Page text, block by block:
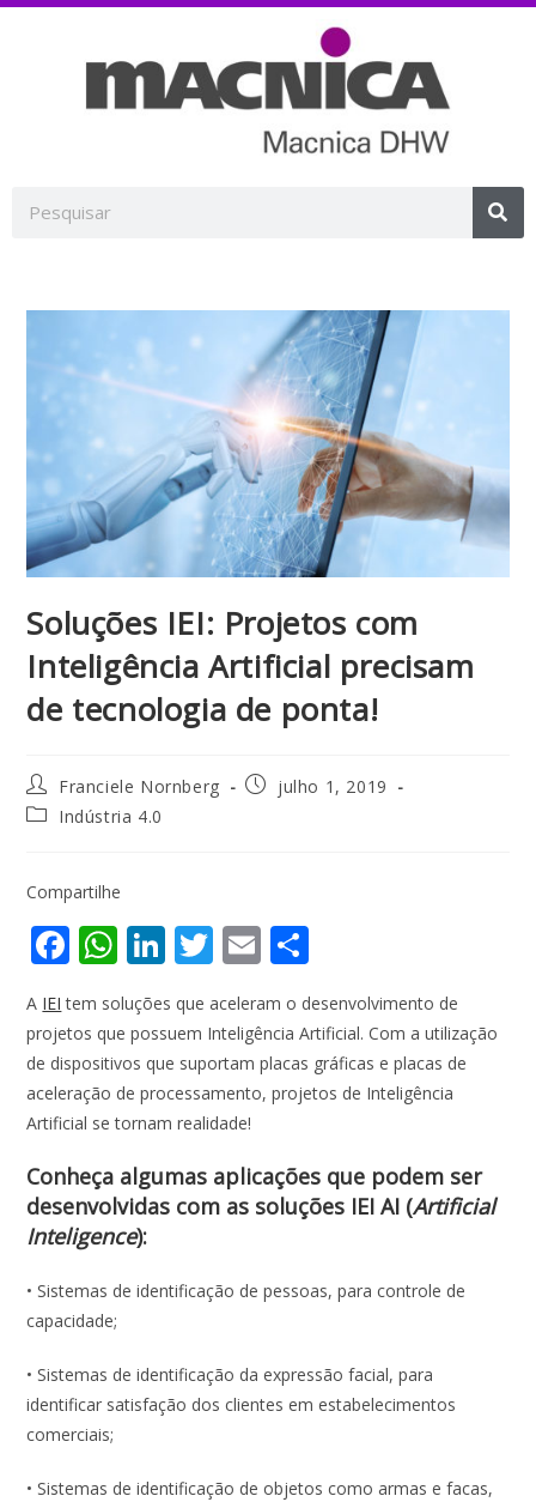
Soluções IEI: Projetos com
Inteligência Artificial precisam
de tecnologia de ponta!
Franciele Nornberg
julho 1, 2019
Indústria 4.0
Compartilhe
F
e
b
o
o
k
W
h
at
s
A
p
p
Li
k
e
dI
n
T
w
itt
er
E
ai
l
h
ar
e
A IEI tem soluções que aceleram o desenvolvimento de
projetos que possuem Inteligência Artificial. Com a utilização
de dispositivos que suportam placas gráficas e placas de
aceleração de processamento, projetos de Inteligência
Artificial se tornam realidade!
Conheça algumas aplicações que podem ser
desenvolvidas com as soluções IEI AI (Artificial
Inteligence):
• Sistemas de identificação de pessoas, para controle de
capacidade;
• Sistemas de identificação da expressão facial, para
identificar satisfação dos clientes em estabelecimentos
comerciais;
• Sistemas de identificação de objetos como armas e facas,